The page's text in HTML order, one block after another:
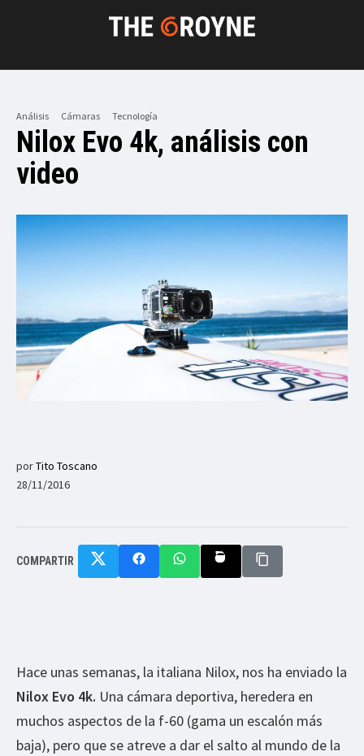
Análisis Cámaras Tecnología
Nilox Evo 4k, análisis con
video
porTito Toscano
28/11/2016
COMPARTIR
Hace unas semanas, la italiana Nilox, nos ha enviado la
Nilox Evo 4k. Una cámara deportiva, heredera en
muchos aspectos de la f-60 (gama un escalón más
baja), pero que se atreve a dar el salto al mundo de la